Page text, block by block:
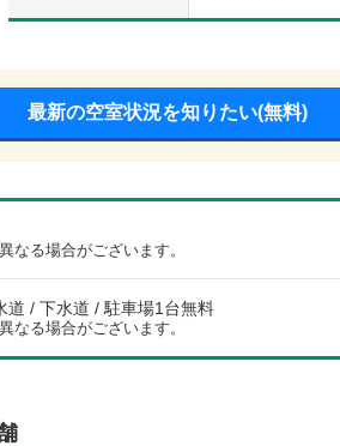
最新の空室状況を知りたい(無料)
なる場合がございます。
道 / 下水道 / 駐車場1台無料
なる場合がございます。